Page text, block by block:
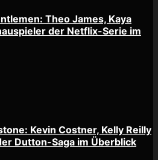
Theo James, Kaya
der Netflix-Serie im
Kevin Costner, Kelly Reilly
Dutton-Saga im Überblick